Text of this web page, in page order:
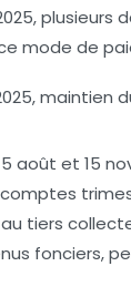
plusieurs
mode de
, maintien
août et 15
tiers
fonciers,